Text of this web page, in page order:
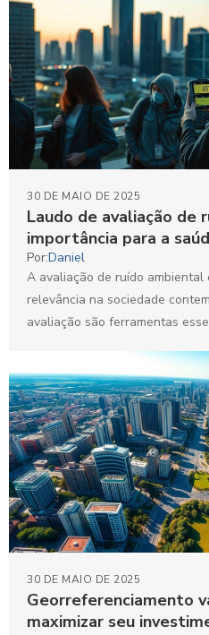
Laudo de avaliação de
importância para a
30 DE MAIO DE 2025
Por:Daniel
A avaliação de ruído ambiental
relevância na sociedade
avaliação são ferramentas
Georreferenciamento
maximizar seu
30 DE MAIO DE 2025